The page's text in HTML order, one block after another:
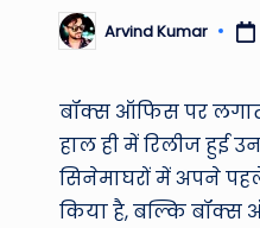
Posted
by
Arvind Kumar
बॉक्स ऑफिस पर
हाल ही में रिलीज हुई
सिनेमाघरों में अपने
किया है, बल्कि बॉक्स